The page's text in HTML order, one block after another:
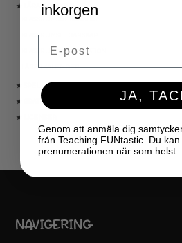
★ LÄRARVERKTYG
KLASSRUMSDEKORATION
KLASSRUMSLEDARSKAP
KLASSRUMSORGANISATION
LÄRARKALENDER
★ SPEL
★ GRATIS
★ LICENSER
NAVIGERING
inkorgen
JA,
Genom att anmäla dig
från Teaching FUNtastic. Du kan
prenumerationen när som helst.